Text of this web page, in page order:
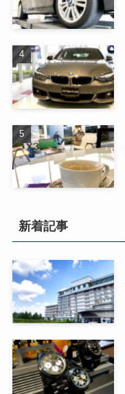
新着記事